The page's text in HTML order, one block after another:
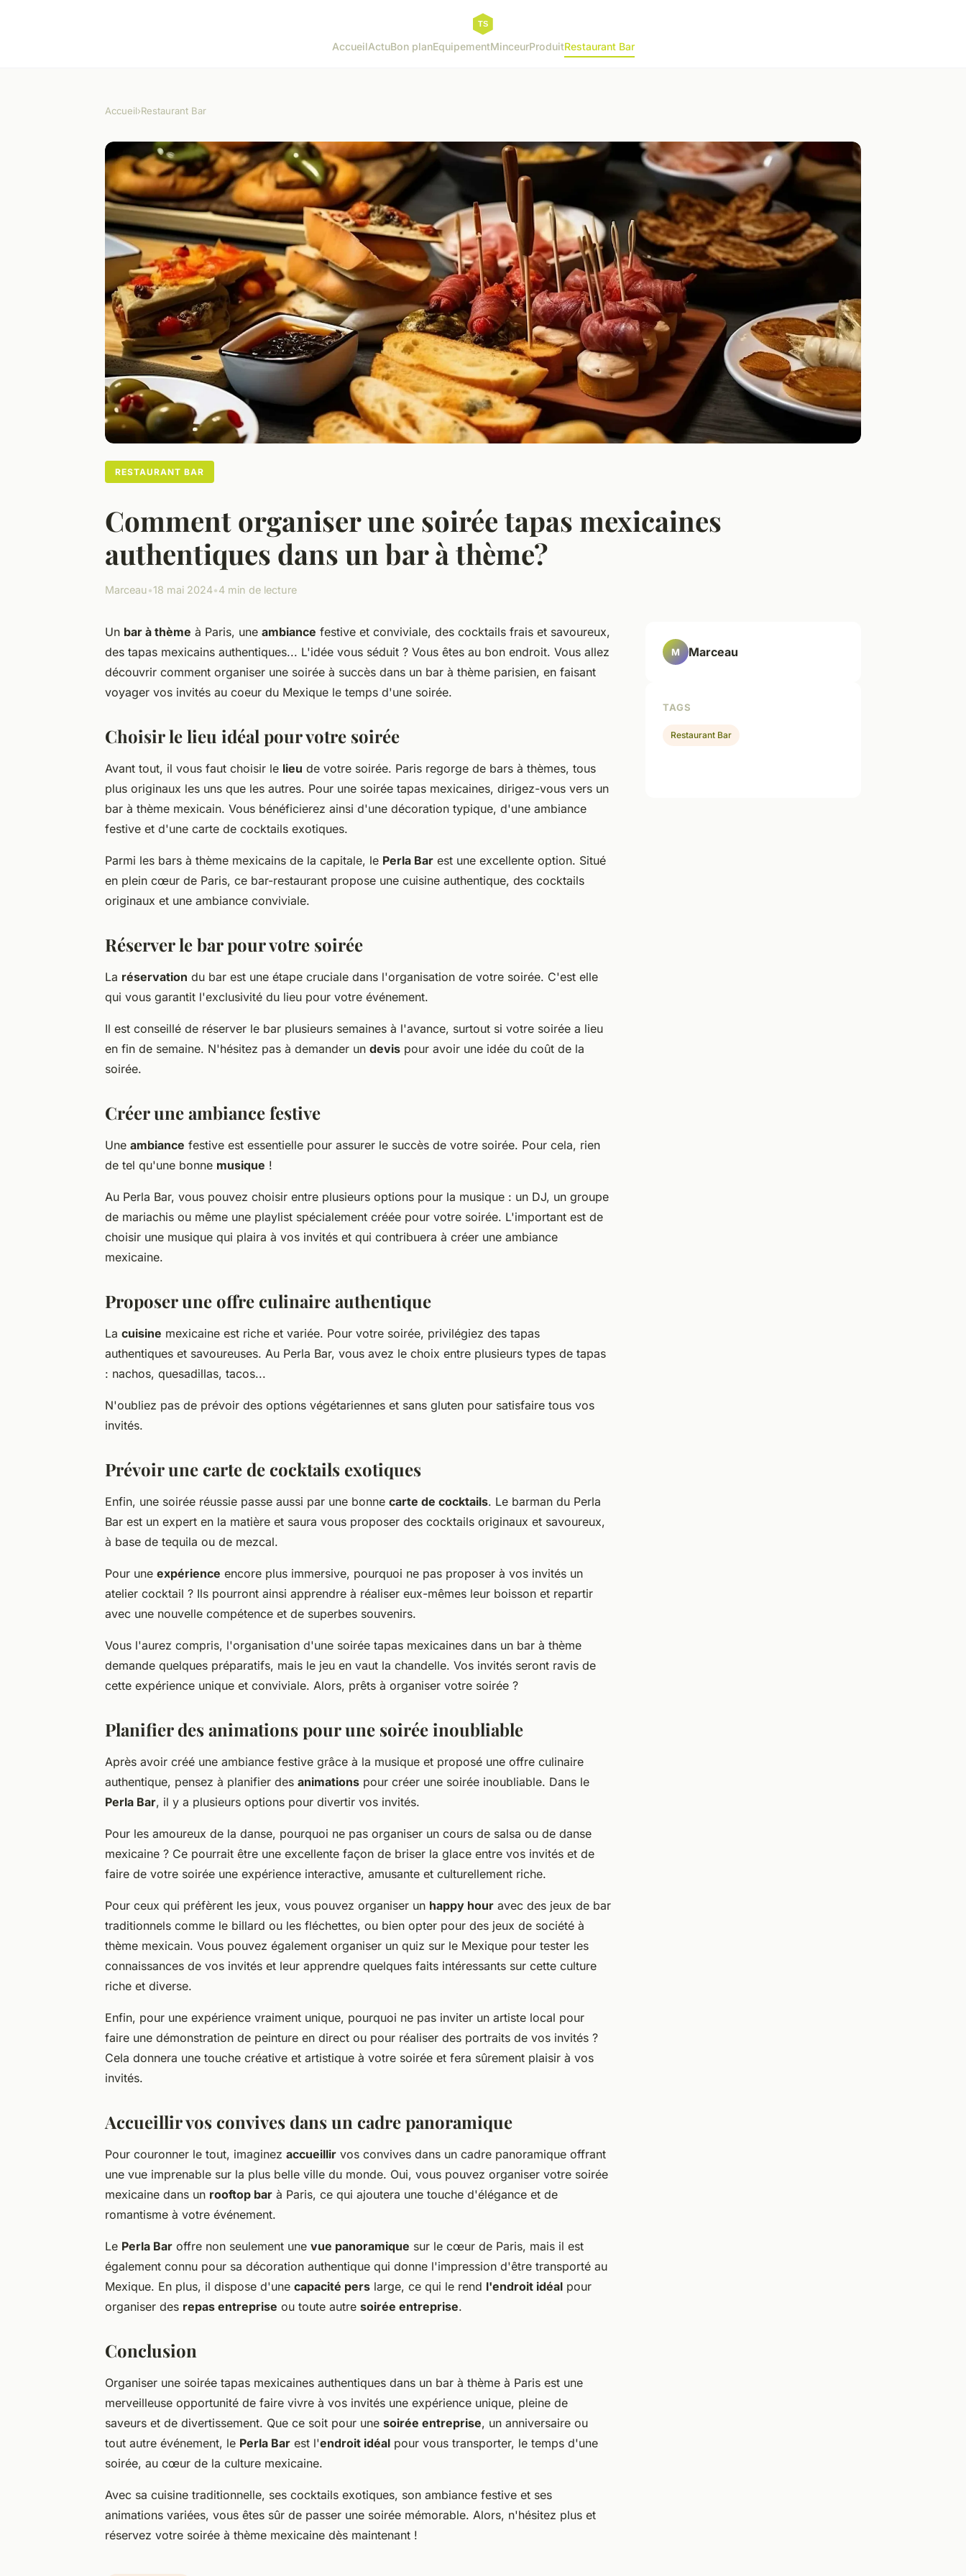
AccueilActuBon planEquipementMinceurProduitRestaurant Bar
Accueil›Restaurant Bar
RESTAURANT BAR
Comment organiser une soirée tapas mexicaines
authentiques dans un bar à thème?
Marceau•18 mai 2024•4 min de lecture
Un bar à thème à Paris, une ambiance festive et conviviale, des cocktails frais et savoureux,
des tapas mexicains authentiques... L'idée vous séduit ? Vous êtes au bon endroit. Vous allez
découvrir comment organiser une soirée à succès dans un bar à thème parisien, en faisant
voyager vos invités au coeur du Mexique le temps d'une soirée.
Choisir le lieu idéal pour votre soirée
Avant tout, il vous faut choisir le lieu de votre soirée. Paris regorge de bars à thèmes, tous
plus originaux les uns que les autres. Pour une soirée tapas mexicaines, dirigez-vous vers un
bar à thème mexicain. Vous bénéficierez ainsi d'une décoration typique, d'une ambiance
festive et d'une carte de cocktails exotiques.
Parmi les bars à thème mexicains de la capitale, le Perla Bar est une excellente option. Situé
en plein cœur de Paris, ce bar-restaurant propose une cuisine authentique, des cocktails
originaux et une ambiance conviviale.
Réserver le bar pour votre soirée
La réservation du bar est une étape cruciale dans l'organisation de votre soirée. C'est elle
qui vous garantit l'exclusivité du lieu pour votre événement.
Il est conseillé de réserver le bar plusieurs semaines à l'avance, surtout si votre soirée a lieu
en fin de semaine. N'hésitez pas à demander un devis pour avoir une idée du coût de la
soirée.
Créer une ambiance festive
Une ambiance festive est essentielle pour assurer le succès de votre soirée. Pour cela, rien
de tel qu'une bonne musique !
Au Perla Bar, vous pouvez choisir entre plusieurs options pour la musique : un DJ, un groupe
de mariachis ou même une playlist spécialement créée pour votre soirée. L'important est de
choisir une musique qui plaira à vos invités et qui contribuera à créer une ambiance
mexicaine.
Proposer une offre culinaire authentique
La cuisine mexicaine est riche et variée. Pour votre soirée, privilégiez des tapas
authentiques et savoureuses. Au Perla Bar, vous avez le choix entre plusieurs types de tapas
: nachos, quesadillas, tacos...
N'oubliez pas de prévoir des options végétariennes et sans gluten pour satisfaire tous vos
invités.
Prévoir une carte de cocktails exotiques
Enfin, une soirée réussie passe aussi par une bonne carte de cocktails. Le barman du Perla
Bar est un expert en la matière et saura vous proposer des cocktails originaux et savoureux,
à base de tequila ou de mezcal.
Pour une expérience encore plus immersive, pourquoi ne pas proposer à vos invités un
atelier cocktail ? Ils pourront ainsi apprendre à réaliser eux-mêmes leur boisson et repartir
avec une nouvelle compétence et de superbes souvenirs.
Vous l'aurez compris, l'organisation d'une soirée tapas mexicaines dans un bar à thème
demande quelques préparatifs, mais le jeu en vaut la chandelle. Vos invités seront ravis de
cette expérience unique et conviviale. Alors, prêts à organiser votre soirée ?
Planifier des animations pour une soirée inoubliable
Après avoir créé une ambiance festive grâce à la musique et proposé une offre culinaire
authentique, pensez à planifier des animations pour créer une soirée inoubliable. Dans le
Perla Bar, il y a plusieurs options pour divertir vos invités.
Pour les amoureux de la danse, pourquoi ne pas organiser un cours de salsa ou de danse
mexicaine ? Ce pourrait être une excellente façon de briser la glace entre vos invités et de
faire de votre soirée une expérience interactive, amusante et culturellement riche.
Pour ceux qui préfèrent les jeux, vous pouvez organiser un happy hour avec des jeux de bar
traditionnels comme le billard ou les fléchettes, ou bien opter pour des jeux de société à
thème mexicain. Vous pouvez également organiser un quiz sur le Mexique pour tester les
connaissances de vos invités et leur apprendre quelques faits intéressants sur cette culture
riche et diverse.
Enfin, pour une expérience vraiment unique, pourquoi ne pas inviter un artiste local pour
faire une démonstration de peinture en direct ou pour réaliser des portraits de vos invités ?
Cela donnera une touche créative et artistique à votre soirée et fera sûrement plaisir à vos
invités.
Accueillir vos convives dans un cadre panoramique
Pour couronner le tout, imaginez accueillir vos convives dans un cadre panoramique offrant
une vue imprenable sur la plus belle ville du monde. Oui, vous pouvez organiser votre soirée
mexicaine dans un rooftop bar à Paris, ce qui ajoutera une touche d'élégance et de
romantisme à votre événement.
Le Perla Bar offre non seulement une vue panoramique sur le cœur de Paris, mais il est
également connu pour sa décoration authentique qui donne l'impression d'être transporté au
Mexique. En plus, il dispose d'une capacité pers large, ce qui le rend l'endroit idéal pour
organiser des repas entreprise ou toute autre soirée entreprise.
Conclusion
Organiser une soirée tapas mexicaines authentiques dans un bar à thème à Paris est une
merveilleuse opportunité de faire vivre à vos invités une expérience unique, pleine de
saveurs et de divertissement. Que ce soit pour une soirée entreprise, un anniversaire ou
tout autre événement, le Perla Bar est l'endroit idéal pour vous transporter, le temps d'une
soirée, au cœur de la culture mexicaine.
Avec sa cuisine traditionnelle, ses cocktails exotiques, son ambiance festive et ses
animations variées, vous êtes sûr de passer une soirée mémorable. Alors, n'hésitez plus et
réservez votre soirée à thème mexicaine dès maintenant !
M Marceau
TAGS
Restaurant Bar